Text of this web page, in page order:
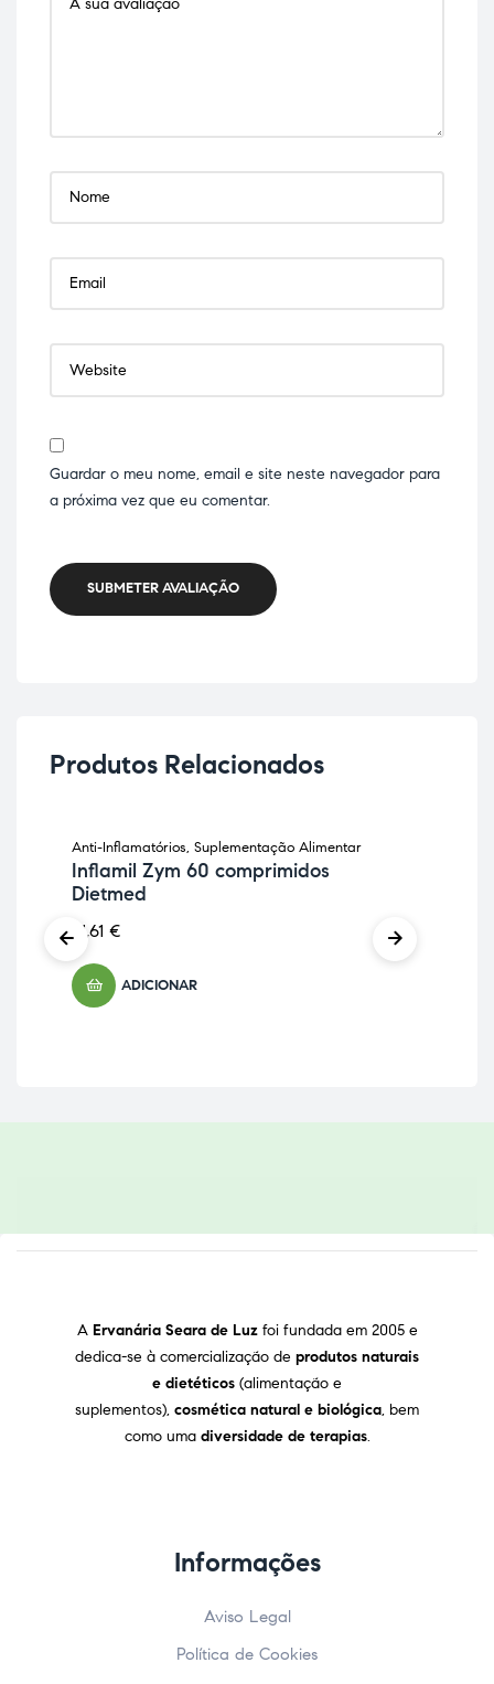
Guardar o meu nome, email e site neste navegador para
a próxima vez que eu comentar.
SUBMETER AVALIAÇÃO
Produtos Relacionados
Anti-Inflamatórios, Suplementação Alimentar
Inflamil Zym 60 comprimidos
Dietmed
21,61 €
ADICIONAR
A Ervanária Seara de Luz foi fundada em 2005 e
dedica-se à comercialização de produtos naturais
e dietéticos (alimentação e
suplementos), cosmética natural e biológica, bem
como uma diversidade de terapias.
Informações
Aviso Legal
Política de Cookies